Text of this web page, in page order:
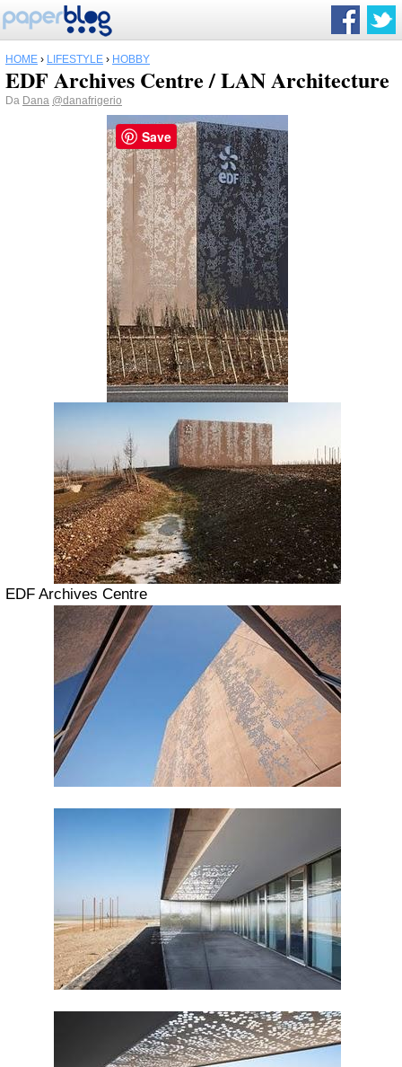
HOME › LIFESTYLE › HOBBY
EDF Archives Centre / LAN Architecture
Da Dana @danafrigerio
EDF Archives Centre
Save